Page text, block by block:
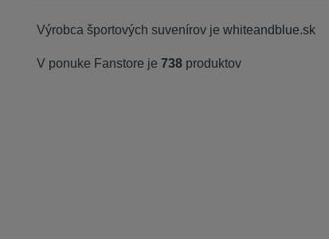
Výrobca športových suvenírov je whiteandblue.sk
V ponuke Fanstore je 738 produktov